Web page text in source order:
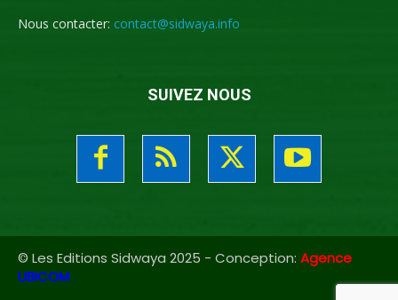
Nous contacter: contact@sidwaya.info
SUIVEZ NOUS
© Les Editions Sidwaya 2025 - Conception: Agence
UBICOM